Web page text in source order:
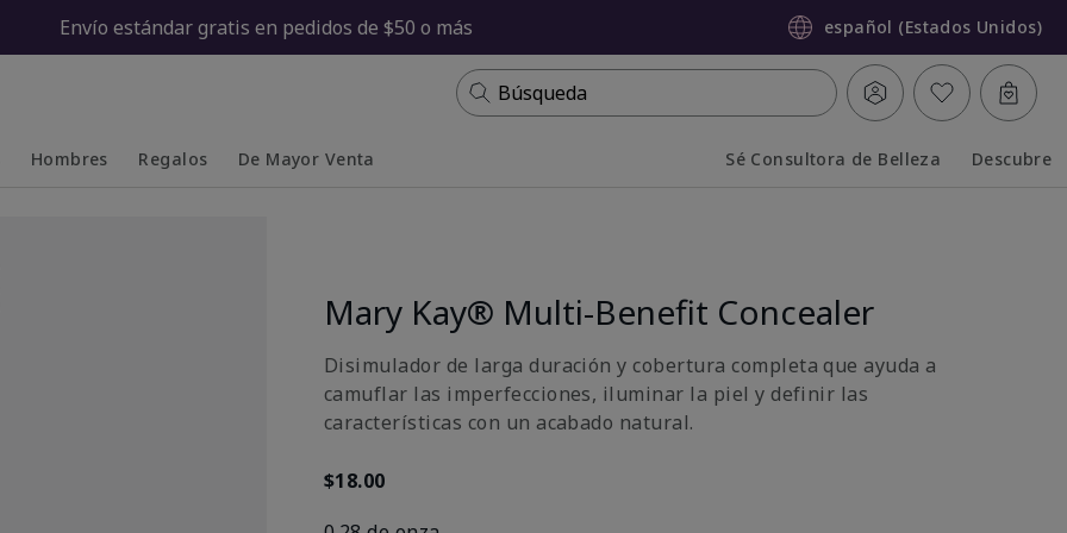
Envío estándar gratis en pedidos de $50 o más español (Estados Unidos)
Búsqueda
Hombres Regalos De Mayor Venta Sé Consultora de Belleza Descubre
Mary Kay® Multi-Benefit Concealer
Disimulador de larga duración y cobertura completa que ayuda a
camuflar las imperfecciones, iluminar la piel y definir las
características con un acabado natural.
$18.00